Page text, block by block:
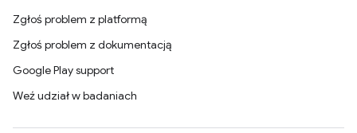
Zgłoś problem z platformą
Zgłoś problem z dokumentacją
Google Play support
Weź udział w badaniach